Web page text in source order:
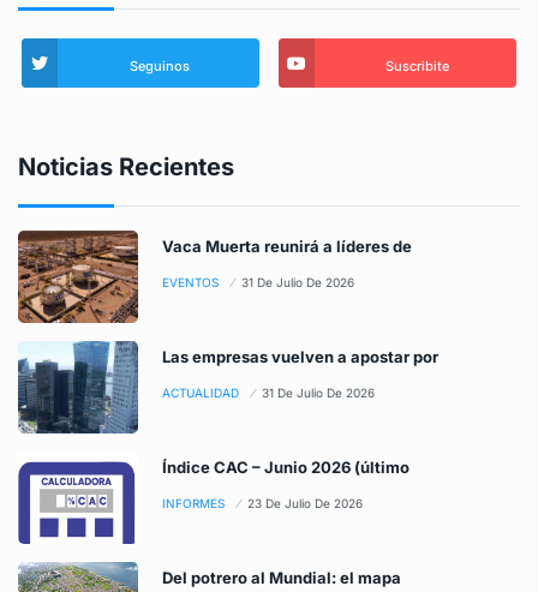
Seguinos Suscribite
Noticias Recientes
Vaca Muerta reunirá a líderes de
EVENTOS 31 De Julio De 2026
Las empresas vuelven a apostar por
ACTUALIDAD 31 De Julio De 2026
Índice CAC – Junio 2026 (último
INFORMES 23 De Julio De 2026
Del potrero al Mundial: el mapa